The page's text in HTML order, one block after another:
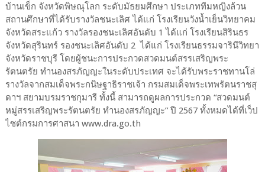
บ้านเข็ก จังหวัดพิษณุโลก ระดับมัธยมศึกษา ประเภททีมหญิงล้วน
สถานศึกษาที่ได้รับรางวัลชนะเลิศ ได้แก่ โรงเรียนวังน้ำเย็นวิทยาคม
จังหวัดสระแก้ว รางวัลรองชนะเลิศอันดับ 1 ได้แก่ โรงเรียนสิรินธร
จังหวัดสุรินทร์ รองชนะเลิศอันดับ 2 ได้แก่ โรงเรียนธรรมจารินีวิทยา
จังหวัดราชบุรี โดยผู้ชนะการประกวดสวดมนต์สรรเสริญพระ
รัตนตรัย ทำนองสรภัญญะในระดับประเทศ จะได้รับพระราชทานโล่
รางวัลจากสมเด็จพระกนิษฐาธิราชเจ้า กรมสมเด็จพระเทพรัตนราชสุ
ดาฯ สยามบรมราชกุมารี ทั้งนี้ สามารถดูผลการประกวด “สวดมนต์
หมู่สรรเสริญพระรัตนตรัย ทำนองสรภัญญะ” ปี 2567 ทั้งหมดได้ที่เว็ป
ไซต์กรมการศาสนา www.dra.go.th